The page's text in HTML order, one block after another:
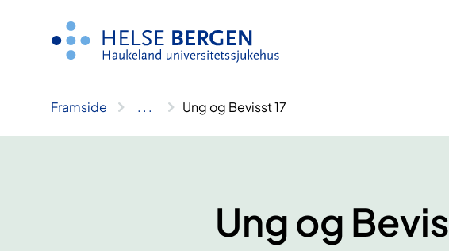
Framside .. . Ung og Bevisst 17
Ung og